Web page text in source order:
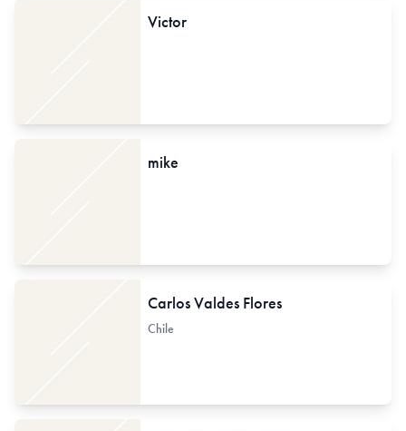
Victor
mike
Carlos Valdes Flores
Chile